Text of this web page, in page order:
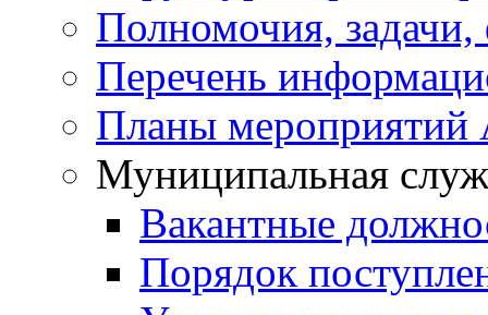
Полномочия,
Перечень
Планы мероприятий
Муниципальная
Вакантные
Порядок